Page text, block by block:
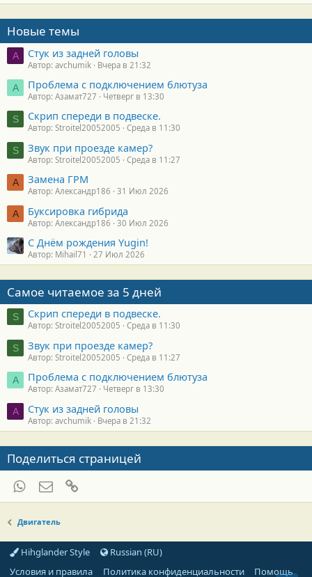
Новые темы
A Стук из задней головы
Автор: avchumik Вчера в 21:32
А Проблема с подключением блютуза
Автор: Азамат727 Четверг в 13:30
S Скрип спереди в подвеске.
Автор: Stroitel20052005 Среда в 11:30
S Звук при проезде камер?
Автор: Stroitel20052005 Среда в 11:27
А Замена ГРМ
Автор: Александр186 31 Июл 2026
А Буксировка гибрида
Автор: Александр186 30 Июл 2026
С Днём рождения Yugin!
Автор: Mihail71 27 Июл 2026
Самое читаемое за 5 дней
S Скрип спереди в подвеске.
Автор: Stroitel20052005 Среда в 11:30
S Звук при проезде камер?
Автор: Stroitel20052005 Среда в 11:27
А Проблема с подключением блютуза
Автор: Азамат727 Четверг в 13:30
A Стук из задней головы
Автор: avchumik Вчера в 21:32
Поделиться страницей
WhatsAppЭлектронная почта
Двигатель
Hihglander Style
Russian (RU)
Условия и правила
Политика конфиденциальности Помощь